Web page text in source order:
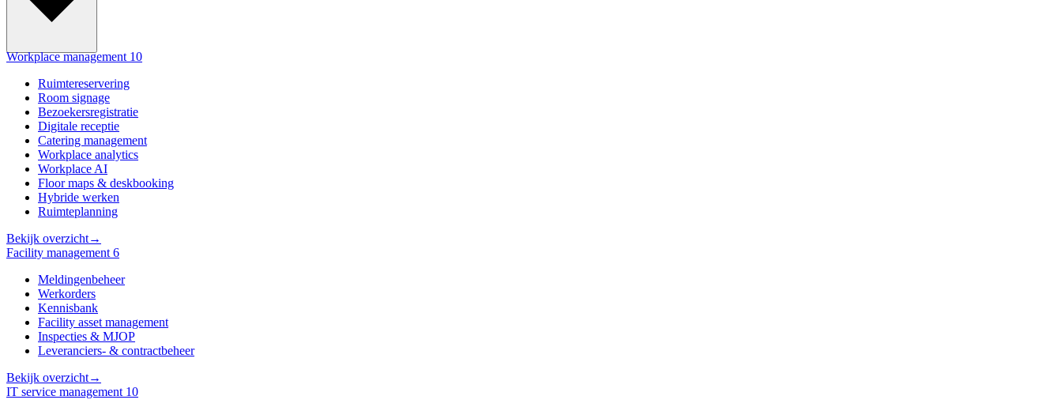
Workplace management 10
Ruimtereservering
Room signage
Bezoekersregistratie
Digitale receptie
Catering management
Workplace analytics
Workplace AI
Floor maps & deskbooking
Hybride werken
Ruimteplanning
Bekijk overzicht→
Facility management 6
Meldingenbeheer
Werkorders
Kennisbank
Facility asset management
Inspecties & MJOP
Leveranciers- & contractbeheer
Bekijk overzicht→
IT service management 10